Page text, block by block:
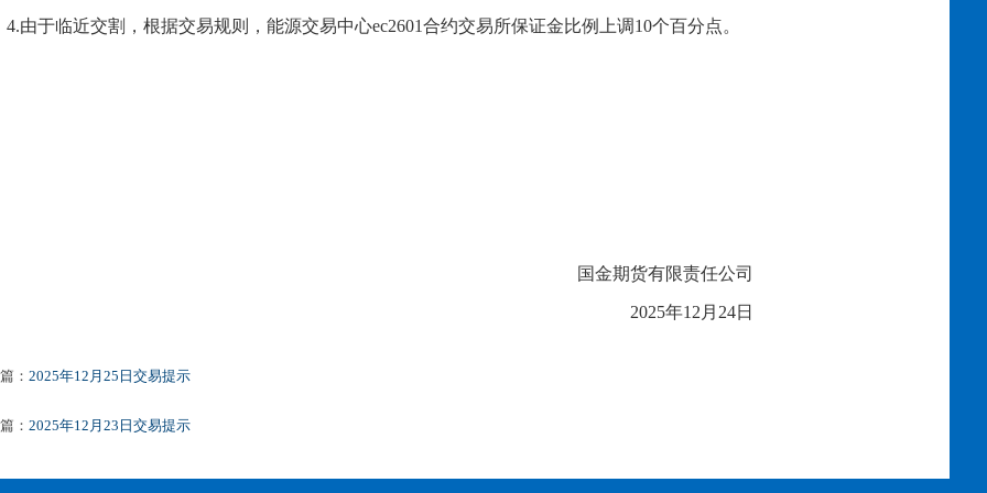
4.由于临近交割，根据交易规则，能源交易中心ec2601合约交易所保证金比例上调10个百分点。
国金期货有限责任公司
2025年12 月 24日
： 2025年12月25日交易提示
： 2025年12月23日交易提示